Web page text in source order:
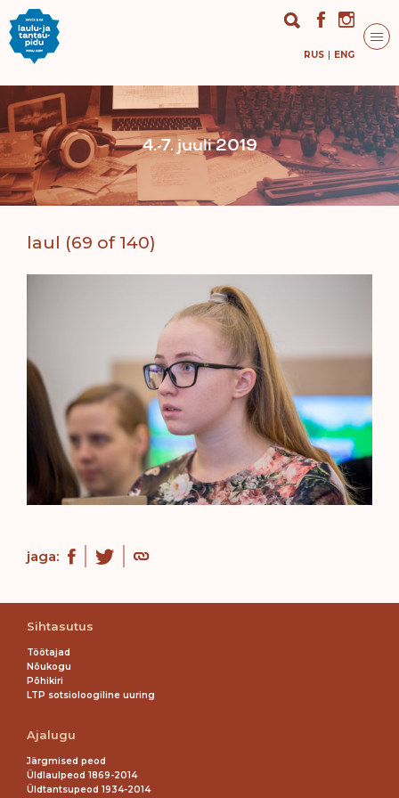
RUS ENG
4.-7. juuli 2019
laul (69 of 140)
jaga:
Sihtasutus
Töötajad
Nõukogu
Põhikiri
LTP sotsioloogiline uuring
Ajalugu
Järgmised peod
Üldlaulpeod 1869-2014
Üldtantsupeod 1934-2014